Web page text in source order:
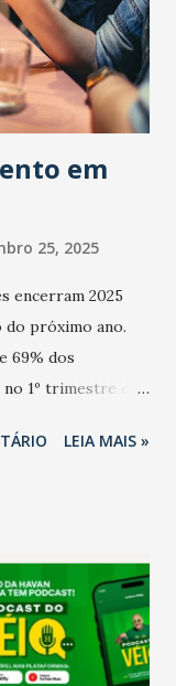
em
25, 2025
encerram 2025
do próximo ano.
69% dos
1º trimestre de
também
do 13º
já que o
anos recentes.
de 2025, 40% dos
LEIA MAIS »